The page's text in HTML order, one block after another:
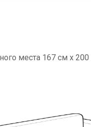
места 167 см х